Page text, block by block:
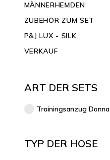
MÄNNERHEMDEN
ZUBEHÖR ZUM SET
P&J LUX - SILK
VERKAUF
ART DER SETS
Trainingsanzug Donna
TYP DER HOSE